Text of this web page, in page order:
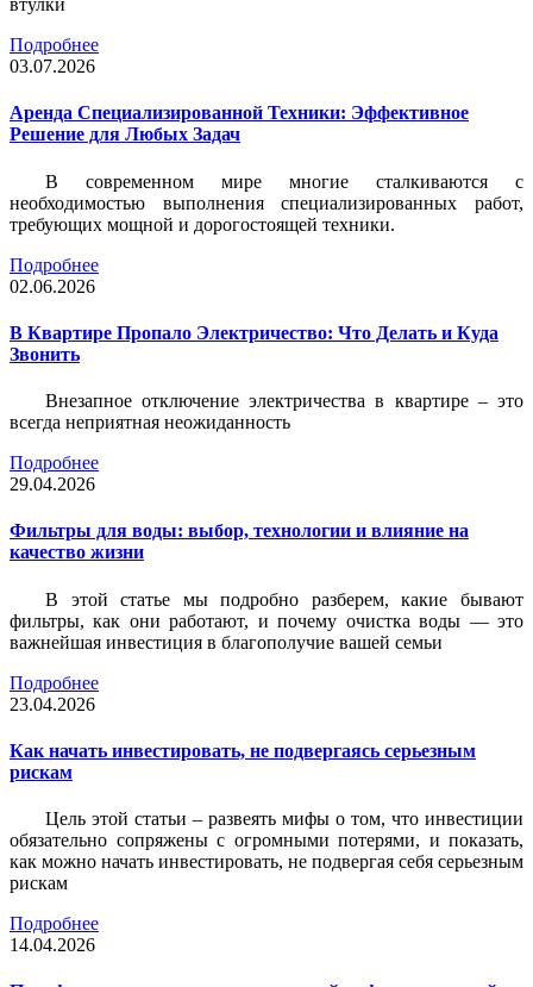
втулки
Подробнее
03.07.2026
Аренда Специализированной Техники: Эффективное
Решение для Любых Задач
В современном мире многие сталкиваются с
необходимостью выполнения специализированных работ,
требующих мощной и дорогостоящей техники.
Подробнее
02.06.2026
В Квартире Пропало Электричество: Что Делать и Куда
Звонить
Внезапное отключение электричества в квартире – это
всегда неприятная неожиданность
Подробнее
29.04.2026
Фильтры для воды: выбор, технологии и влияние на
качество жизни
В этой статье мы подробно разберем, какие бывают
фильтры, как они работают, и почему очистка воды — это
важнейшая инвестиция в благополучие вашей семьи
Подробнее
23.04.2026
Как начать инвестировать, не подвергаясь серьезным
рискам
Цель этой статьи – развеять мифы о том, что инвестиции
обязательно сопряжены с огромными потерями, и показать,
как можно начать инвестировать, не подвергая себя серьезным
рискам
Подробнее
14.04.2026